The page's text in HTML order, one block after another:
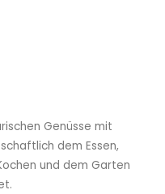
Genüsse mit
dem Essen,
und dem Garten